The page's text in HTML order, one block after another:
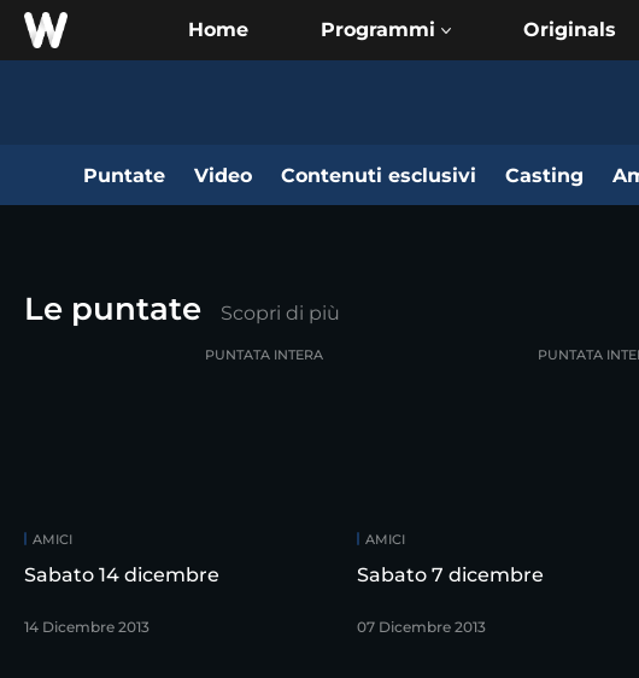
Home Originals
Puntate Video Contenuti esclusivi Casting
Le puntate Scopri di più
AMICI
Sabato 14 dicembre
14 Dicembre 2013
PUNTATA INTERA
AMICI
Sabato 7 dicembre
07 Dicembre 2013
PUNTATA